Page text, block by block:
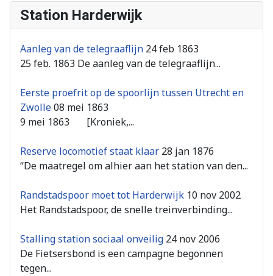
Station Harderwijk
Aanleg van de telegraaflijn 24 feb 1863
25 feb. 1863 De aanleg van de telegraaflijn...
Eerste proefrit op de spoorlijn tussen Utrecht en
Zwolle08 mei 1863
9 mei 1863 [Kroniek,...
Reserve locomotief staat klaar 28 jan 1876
“De maatregel om alhier aan het station van den...
Randstadspoor moet tot Harderwijk 10 nov 2002
Het Randstadspoor, de snelle treinverbinding...
Stalling station sociaal onveilig 24 nov 2006
De Fietsersbond is een campagne begonnen
tegen...